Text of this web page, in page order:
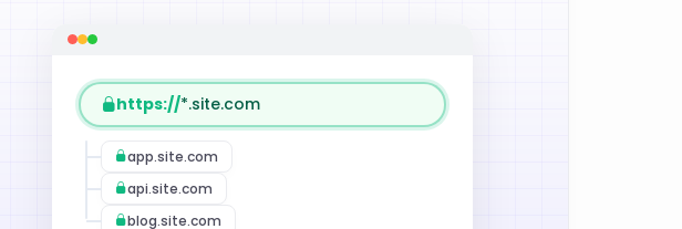
https://*.site.com
app.site.com
api.site.com
blog.site.com